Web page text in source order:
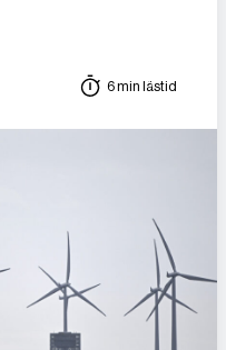
6 min lästid